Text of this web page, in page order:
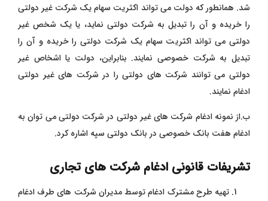
شد. همانطور که دولت می ‌تواند اکثریت سهام یک شرکت غیر دولتی
را خریده و آن را تبدیل به شرکت دولتی نماید، یا یک شخص غیر
دولتی می ‌تواند اکثریت سهام یک شرکت دولتی را خریده و آن را
تبدیل به شرکت خصوصی نمایند. بنابراین، دولت یا اشخاص غیر
دولتی می‌ توانند شرکت ‌های دولتی را در شرکت‌ های غیر دولتی
ادغام نمایند.
ب.از نمونه ادغام شرکت‌ های غیر دولتی در شرکت دولتی می ‌توان به
ادغام هفت بانک خصوصی در بانک دولتی سپه اشاره کرد.
تشریفات قانونی ادغام شرکت های تجاری
تهیه طرح مشترک ادغام توسط مدیران شرکت ‌های طرف ادغام